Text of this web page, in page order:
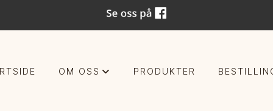
OM OSS PRODUKTER